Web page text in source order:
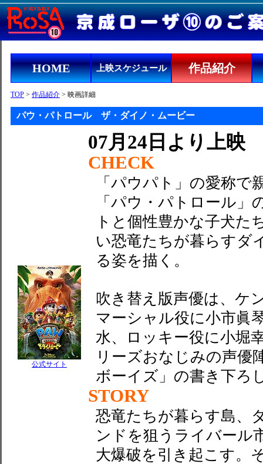
HOME 上映スケジュール 作品紹介
TOP > 作品紹介 > 映画詳細
パウ・パトロール ザ・ダイノ・ムービー
公式サイト
07月24日より上映
CHECK
「パウパト」の愛称
「パウ・パトロール
トと個性豊かな子犬た
い恐竜たちが暮らすダ
る姿を描く。
吹き替え版声優は、ケ
マーシャル役に小市眞
水、ロッキー役に小堀
リーズおなじみの声優
ボーイズ」の書き下ろ
STORY
恐竜たちが暮らす島、
ンドを狙うライバール
大爆破を引き起こす。